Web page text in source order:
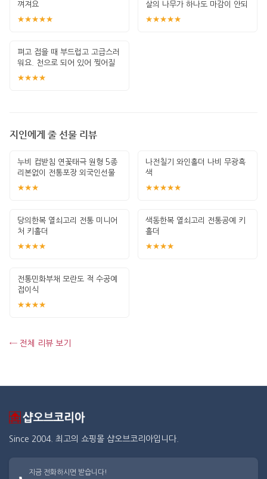
껴져요
★★★★★
살의 나무가 하나도 마감이 안되
어 매우 거
★★★★★
펴고 접을 때 부드럽고 고급스러
워요. 천으로 되어 있어 찢어질
걱정은 없
★★★★
지인에게 줄 선물 리뷰
누비 컵받침 연꽃태극 원형 5종
리본없이 전통포장 외국인선물
한국기념
★★★
나전칠기 와인홀더 나비 무광흑
색
★★★★★
당의한복 열쇠고리 전통 미니어
처 키홀더
★★★★
색동한복 열쇠고리 전통공예 키
홀더
★★★★
전통민화부채 모란도 적 수공예
접이식
★★★★
← 전체 리뷰 보기
Since 2004. 최고의 쇼핑몰 샵오브코리아입니다.
지금 전화하시면 받습니다!